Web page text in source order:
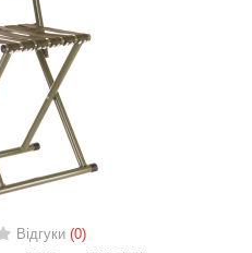
Відгуки (0)